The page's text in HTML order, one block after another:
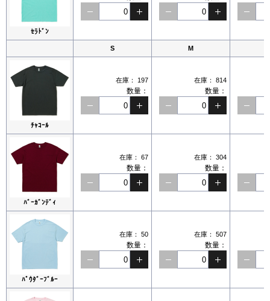
ｾﾗﾄﾞﾝ
S M
ﾁｬｺｰﾙ
在庫： 197
数量：
在庫： 814
数量：
ﾊﾞｰｶﾞﾝﾃﾞｨ
在庫： 67
数量：
在庫： 304
数量：
ﾊﾟｳﾀﾞｰﾌﾞﾙｰ
在庫： 50
数量：
在庫： 507
数量：